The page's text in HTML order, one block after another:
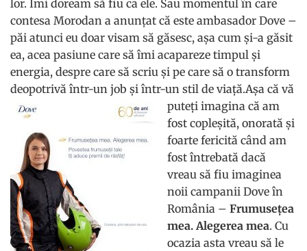
lor. Îmi doream să fiu ca ele. Sau momentul în care
contesa Morodan a anunțat că este ambasador Dove –
păi atunci eu doar visam să găsesc, așa cum și-a găsit
ea, acea pasiune care să îmi acapareze timpul și
energia, despre care să scriu și pe care să o transform
deopotrivă într-un job și într-un stil de viață.Așa că vă
puteți imagina că am
fost copleșită, onorată și
foarte fericită când am
fost întrebată dacă
vreau să fiu imaginea
noii campanii Dove în
România – Frumusețea
mea. Alegerea mea. Cu
ocazia asta vreau să le